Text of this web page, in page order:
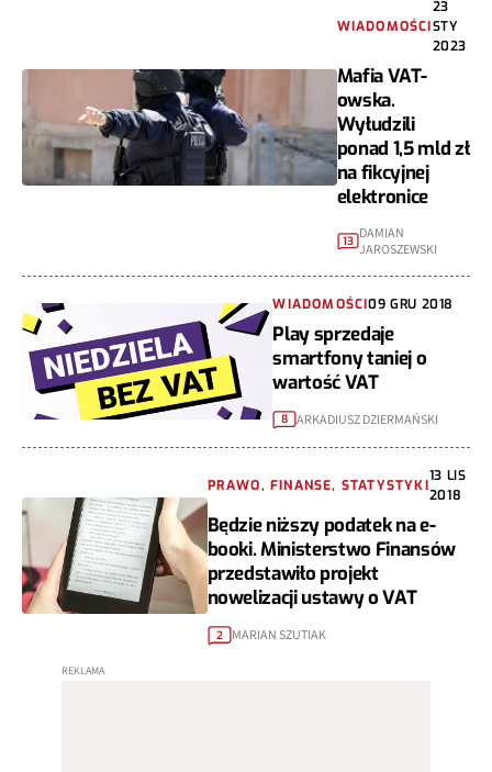
WIADOMOŚCI
23
STY
2023
Mafia VAT-
owska.
Wyłudzili
ponad 1,5 mld zł
na fikcyjnej
elektronice
13 DAMIAN
JAROSZEWSKI
WIADOMOŚCI09 GRU 2018
Play sprzedaje
smartfony taniej o
wartość VAT
8 ARKADIUSZ DZIERMAŃSKI
PRAWO, FINANSE, STATYSTYKI
13 LIS
2018
Będzie niższy podatek na e-
booki. Ministerstwo Finansów
przedstawiło projekt
nowelizacji ustawy o VAT
2 MARIAN SZUTIAK